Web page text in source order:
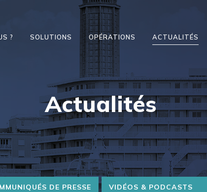
? SOLUTIONS OPÉRATIONS ACTUALITÉS
Actualités
DE PRESSE VIDÉOS & PODCASTS